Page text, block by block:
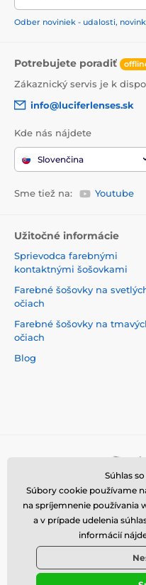
Odber noviniek - udalosti,
Potrebujete poradiť
Zákaznický servis je k
info@luciferlenses.sk
Kde nás nájdete
Slovenčina
Sme tiež na: Youtube
Užitočné informácie
Sprievodca farebnými
kontaktnými šošovkami
Farebné šošovky na
očiach
Farebné šošovky na
očiach
Blog
Súhlas
Súbory cookie používame
na spríjemnenie používania
a v prípade udelenia
informácií